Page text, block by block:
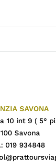
SAVONA
10 int 9 ( 5°
Savona
019 934848